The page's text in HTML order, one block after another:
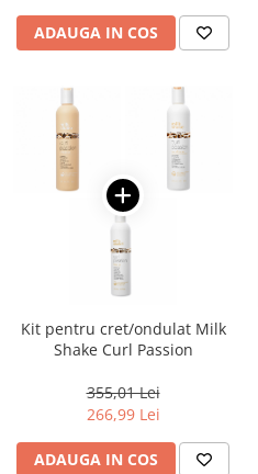
ADAUGA IN COS
Kit pentru cret/ondulat Milk
Shake Curl Passion
355,01 Lei
266,99 Lei
ADAUGA IN COS